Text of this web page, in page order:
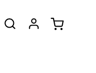
O NÁS